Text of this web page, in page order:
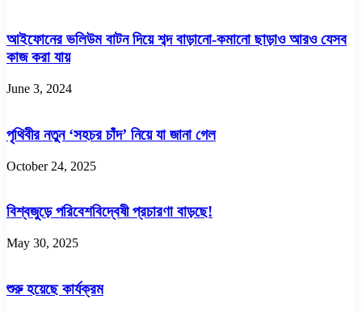
আইফোনের ভলিউম বাটন দিয়ে শব্দ বাড়ানো-কমানো ছাড়াও আরও যেসব
কাজ করা যায়
June 3, 2024
পৃথিবীর নতুন ‘সহচর চাঁদ’ নিয়ে যা জানা গেল
October 24, 2025
বিশ্বজুড়ে পরিবেশবিদ্বেষী প্রচারণা বাড়ছে!
May 30, 2025
শুরু হয়েছে কার্যক্রম